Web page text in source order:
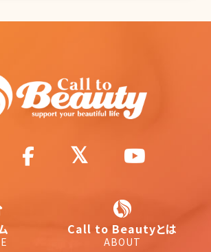
Call to Beautyとは
ABOUT